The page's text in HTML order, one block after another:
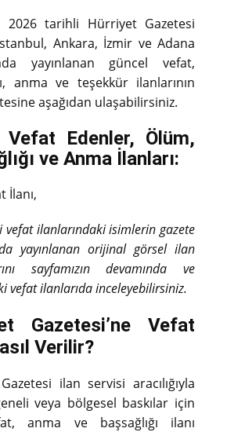
2026 tarihli Hürriyet Gazetesi
Ankara, İzmir ve Adana
yayınlanan güncel vefat,
anma ve teşekkür ilanlarının
aşağıdan ulaşabilirsiniz.
Vefat Edenler, Ölüm,
ve Anma İlanları:
İlanı,
vefat ilanlarındaki isimlerin gazete
yayınlanan orijinal görsel ilan
sayfamızın devamında ve
vefat ilanlarıda inceleyebilirsiniz.
Gazetesi’ne Vefat
Verilir?
ilan servisi aracılığıyla
veya bölgesel baskılar için
anma ve başsağlığı ilanı